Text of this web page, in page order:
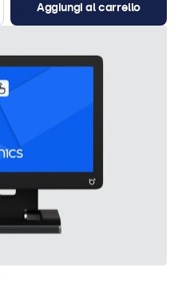
Aggiungi al carrello